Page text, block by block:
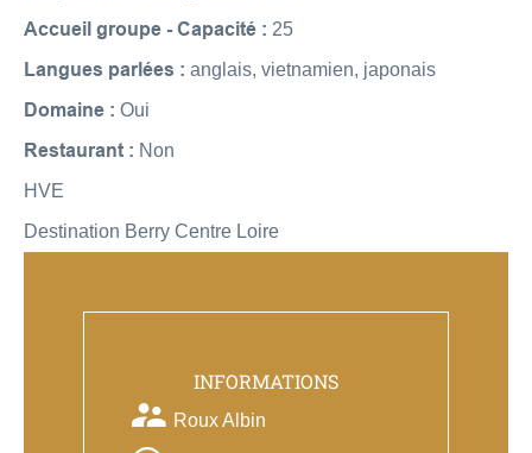
Accueil groupe - Capacité : 25
Langues parlées : anglais, vietnamien, japonais
Domaine : Oui
Restaurant : Non
HVE
Destination Berry Centre Loire
INFORMATIONS
Roux Albin